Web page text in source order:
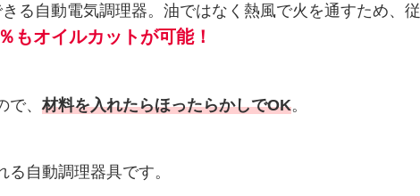
る自動電気調理器。油ではなく熱風で火を通すため、従
もオイルカットが可能！
で、材料を入れたらほったらかしでOK。
自動調理器具です。